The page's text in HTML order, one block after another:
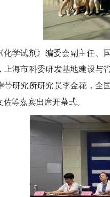
化学试剂》编委会副主任、
上海市科委研发基地建设与
带研究所研究员李金花，全
佐等嘉宾出席开幕式。